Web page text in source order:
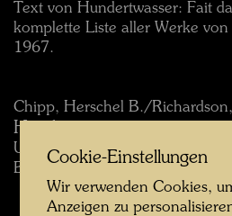
Text von Hundertwasser: Fait
komplette Liste aller Werke
1967.
Chipp, Herschel B./
Hundertwasser
University Art Museum,
Berkeley, 1968.
Cookie-Einstellungen
Wir verwenden Cookies,
Anzeigen zu